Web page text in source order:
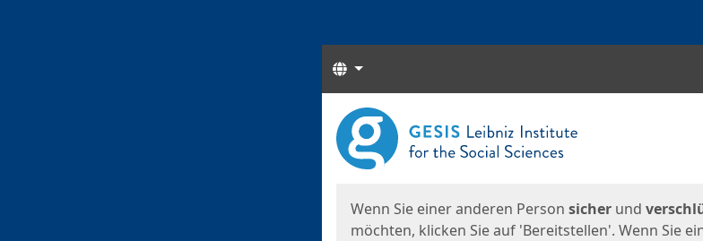
Sprachen
Start
Wenn Sie einer anderen Person sicher und
möchten, klicken Sie auf 'Bereitstellen'. Wenn Sie